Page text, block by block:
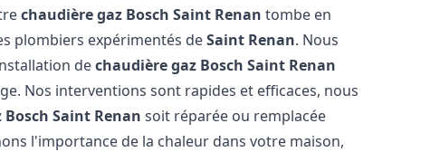
chaudière gaz Bosch Saint Renan tombe en
plombiers expérimentés deSaint Renan. Nous
dechaudière gaz Bosch Saint Renan
Nos interventions sont rapides et efficaces, nous
Saint Renan soit réparée ou remplacée
l'importance de la chaleur dans votre maison,